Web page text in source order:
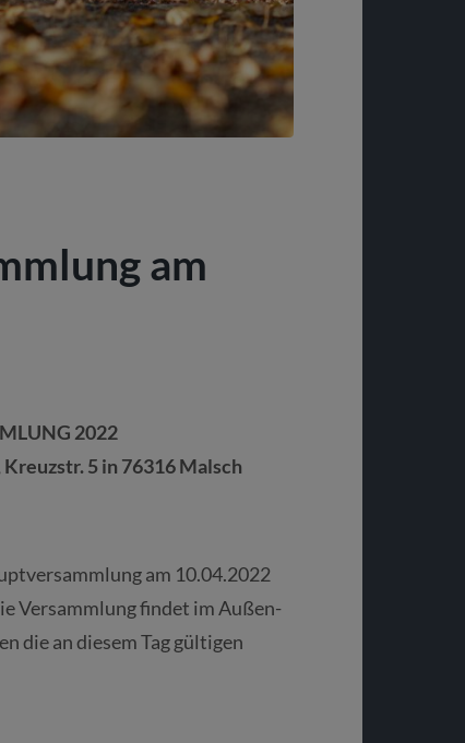
am
2022
5 in 76316 Malsch
am 10.04.2022
Versammlung findet im Außen-
die an diesem Tag gültigen